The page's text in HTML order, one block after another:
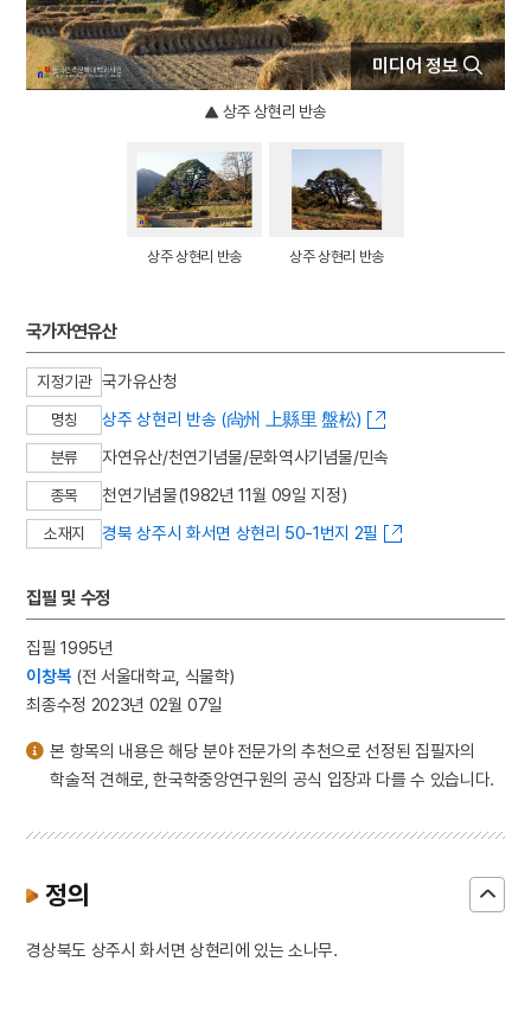
7 세조
8 육군특수전사령부
9 장릉지
미디어 정보
상주 상현리 반송
상주 상현리 반송 상주 상현리 반송
국가자연유산
지정기관 국가유산청
명칭 상주 상현리 반송 (尙州 上縣里 盤松)
분류 자연유산/천연기념물/문화역사기념물/민속
종목 천연기념물(1982년 11월 09일 지정)
소재지 경북 상주시 화서면 상현리 50-1번지 2필
집필 및 수정
집필 1995년
이창복 (전 서울대학교, 식물학)
최종수정 2023년 02월 07일
본 항목의 내용은 해당 분야 전문가의 추천으로 선정된 집필자의
학술적 견해로, 한국학중앙연구원의 공식 입장과 다를 수 있습니다.
정의
경상북도 상주시 화서면 상현리에 있는 소나무.